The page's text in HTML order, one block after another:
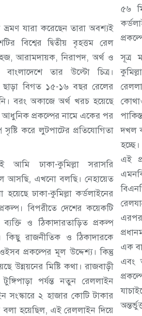
ভ্রমণ যারা করেছেন তারা অবশ্যই
বিশ্বের দ্বিতীয় বৃহত্তম রেল
আরামদায়ক, নিরাপদ, অর্থ ও
তার উল্টো চিত্র।
বিগত ১৫-১৬ বছর রেলের
বরং অকাজে অর্থ খরচ হয়েছে
প্রকল্পের নামে একের পর
করে লুটপাটের প্রতিযোগিতা
ঢাকা-কুমিল্লা সরাসরি
এখনো বলছি। নেহায়েত
ঢাকা-কুমিল্লা কর্ডলাইনের
বিপরীতে দেশের কয়েকটি
ও ঠিকাদারতাড়িত প্রকল্প
কিছু রাজনীতিক ও ঠিকাদারকে
প্রকল্পের মূল উদ্দেশ্য। কিন্তু
উন্নয়নের মিষ্টি কথা। রাজবাড়ী
পর্যন্ত নতুন রেললাইন
সংস্কারে ২ হাজার কোটি টাকার
হয়েছিল, এই রেললাইন দিয়ে
৫৬
সূত্র
দখল
এই
এক
এবং